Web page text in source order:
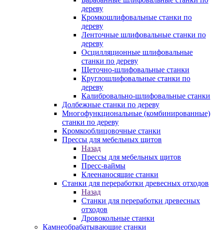
дереву
Кромкошлифовальные станки по
дереву
Ленточные шлифовальные станки по
дереву
Осцилляционные шлифовальные
станки по дереву
Щеточно-шлифовальные станки
Круглошлифовальные станки по
дереву
Калибровально-шлифовальные станки
Долбежные станки по дереву
Многофункциональные (комбинированные)
станки по дереву
Кромкооблицовочные станки
Прессы для мебельных щитов
Назад
Прессы для мебельных щитов
Пресс-ваймы
Клеенаносящие станки
Станки для переработки древесных отходов
Назад
Станки для переработки древесных
отходов
Дровокольные станки
Камнеобрабатывающие станки